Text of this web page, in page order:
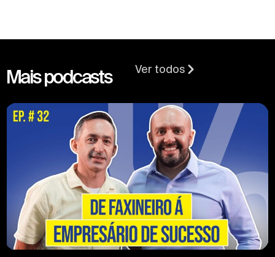
Mais podcasts Ver todos